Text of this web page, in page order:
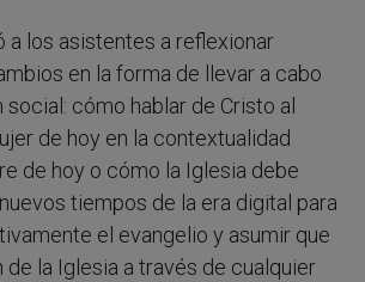
a los asistentes a reflexionar
en la forma de llevar a cabo
social: cómo hablar de Cristo al
de hoy en la contextualidad
de hoy o cómo la Iglesia debe
tiempos de la era digital para
el evangelio y asumir que
de la Iglesia a través de cualquier